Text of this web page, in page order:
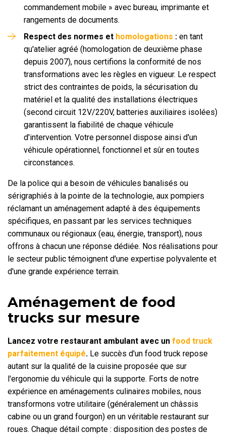
commandement mobile » avec bureau, imprimante et
rangements de documents.
Respect des normes et homologations : en tant
qu'atelier agréé (homologation de deuxième phase
depuis 2007), nous certifions la conformité de nos
transformations avec les règles en vigueur. Le respect
strict des contraintes de poids, la sécurisation du
matériel et la qualité des installations électriques
(second circuit 12V/220V, batteries auxiliaires isolées)
garantissent la fiabilité de chaque véhicule
d'intervention. Votre personnel dispose ainsi d'un
véhicule opérationnel, fonctionnel et sûr en toutes
circonstances.
De la police qui a besoin de véhicules banalisés ou
sérigraphiés à la pointe de la technologie, aux pompiers
réclamant un aménagement adapté à des équipements
spécifiques, en passant par les services techniques
communaux ou régionaux (eau, énergie, transport), nous
offrons à chacun une réponse dédiée. Nos réalisations pour
le secteur public témoignent d'une expertise polyvalente et
d'une grande expérience terrain.
Aménagement de food
trucks sur mesure
Lancez votre restaurant ambulant avec un food truck
parfaitement équipé. Le succès d'un food truck repose
autant sur la qualité de la cuisine proposée que sur
l'ergonomie du véhicule qui la supporte. Forts de notre
expérience en aménagements culinaires mobiles, nous
transformons votre utilitaire (généralement un châssis
cabine ou un grand fourgon) en un véritable restaurant sur
roues. Chaque détail compte : disposition des postes de